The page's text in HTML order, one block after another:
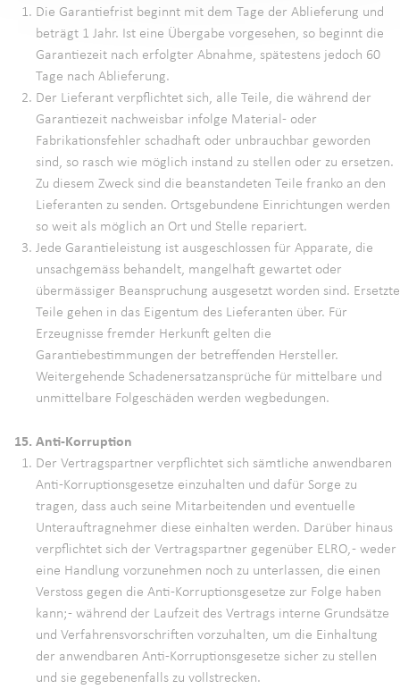
Die Garantiefrist beginnt mit dem Tage der Ablieferung und
beträgt 1 Jahr. Ist eine Übergabe vorgesehen, so beginnt die
Garantiezeit nach erfolgter Abnahme, spätestens jedoch 60
Tage nach Ablieferung.
Der Lieferant verpflichtet sich, alle Teile, die während der
Garantiezeit nachweisbar infolge Material- oder
Fabrikationsfehler schadhaft oder unbrauchbar geworden
sind, so rasch wie möglich instand zu stellen oder zu ersetzen.
Zu diesem Zweck sind die beanstandeten Teile franko an den
Lieferanten zu senden. Ortsgebundene Einrichtungen werden
so weit als möglich an Ort und Stelle repariert.
Jede Garantieleistung ist ausgeschlossen für Apparate, die
unsachgemäss behandelt, mangelhaft gewartet oder
übermässiger Beanspruchung ausgesetzt worden sind. Ersetzte
Teile gehen in das Eigentum des Lieferanten über. Für
Erzeugnisse fremder Herkunft gelten die
Garantiebestimmungen der betreffenden Hersteller.
Weitergehende Schadenersatzansprüche für mittelbare und
unmittelbare Folgeschäden werden wegbedungen.
15. Anti-Korruption
Der Vertragspartner verpflichtet sich sämtliche anwendbaren
Anti-Korruptionsgesetze einzuhalten und dafür Sorge zu
tragen, dass auch seine Mitarbeitenden und eventuelle
Unterauftragnehmer diese einhalten werden. Darüber hinaus
verpflichtet sich der Vertragspartner gegenüber ELRO, - weder
eine Handlung vorzunehmen noch zu unterlassen, die einen
Verstoss gegen die Anti-Korruptionsgesetze zur Folge haben
kann; - während der Laufzeit des Vertrags interne Grundsätze
und Verfahrensvorschriften vorzuhalten, um die Einhaltung
der anwendbaren Anti-Korruptionsgesetze sicher zu stellen
und sie gegebenenfalls zu vollstrecken.